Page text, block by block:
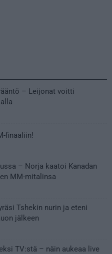
– Leijonat voitti
finaaliin!
– Norja kaatoi Kanadan
MM-mitalinsa
Tshekin nurin ja eteni
jälkeen
TV:stä – näin aukeaa live